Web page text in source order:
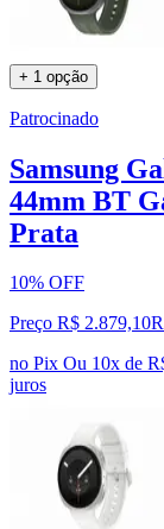
+ 1 opção
Patrocinado
Samsung
44mm BT
Prata
10% OFF
Preço R$ 2.879,10
no Pix Ou 10x de
juros